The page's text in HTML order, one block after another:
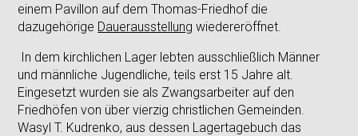
einem Pavillon auf dem Thomas-Friedhof die
dazugehörige Dauerausstellung wiedereröffnet.
In dem kirchlichen Lager lebten ausschließlich Männer
und männliche Jugendliche, teils erst 15 Jahre alt.
Eingesetzt wurden sie als Zwangsarbeiter auf den
Friedhöfen von über vierzig christlichen Gemeinden.
Wasyl T. Kudrenko, aus dessen Lagertagebuch das